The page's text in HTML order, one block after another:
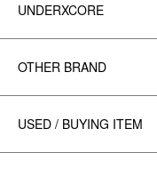
UNDERXCORE
OTHER BRAND
USED / BUYING ITEM